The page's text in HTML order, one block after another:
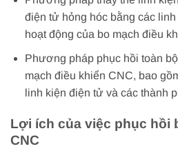
điện tử hỏng hóc bằng các
hoạt động của bo mạch điều
Phương pháp phục hồi toàn
mạch điều khiển CNC, bao
linh kiện điện tử và các thành
Lợi ích của việc phục hồi
CNC